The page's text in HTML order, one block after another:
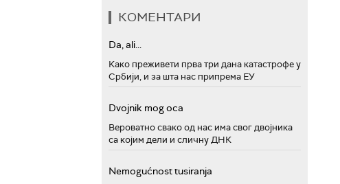
КОМЕНТАРИ
Da, ali...
Како преживети прва три дана катастрофе у
Србији, и за шта нас припрема ЕУ
Dvojnik mog oca
Вероватно свако од нас има свог двојника
са којим дели и сличну ДНК
Nemogućnost tusiranja